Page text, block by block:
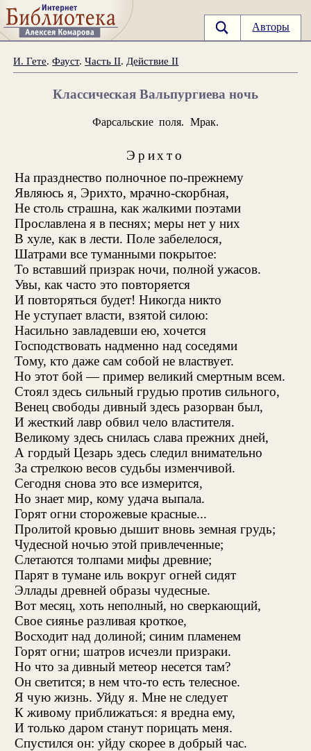
Авторы
И. Гете.Фауст.Часть II. Действие II
Классическая Вальпургиева ночь
Фарсальские поля. Мрак.
Эрихто
На празднество полночное по-прежнему
Являюсь я, Эрихто, мрачно-скорбная,
Не столь страшна, как жалкими поэтами
Прославлена я в песнях; меры нет у них
В хуле, как в лести. Поле забелелося,
Шатрами все туманными покрытое:
То вставший призрак ночи, полной ужасов.
Увы, как часто это повторяется
И повторяться будет! Никогда никто
Не уступает власти, взятой силою:
Насильно завладевши ею, хочется
Господствовать надменно над соседями
Тому, кто даже сам собой не властвует.
Но этот бой — пример великий смертным всем.
Стоял здесь сильный грудью против сильного,
Венец свободы дивный здесь разорван был,
И жесткий лавр обвил чело властителя.
Великому здесь снилась слава прежних дней,
А гордый Цезарь здесь следил внимательно
За стрелкою весов судьбы изменчивой.
Сегодня снова это все измерится,
Но знает мир, кому удача выпала.
Горят огни сторожевые красные...
Пролитой кровью дышит вновь земная грудь;
Чудесной ночью этой привлеченные;
Слетаются толпами мифы древние;
Парят в тумане иль вокруг огней сидят
Эллады древней образы чудесные.
Вот месяц, хоть неполный, но сверкающий,
Свое сиянье разливая кроткое,
Восходит над долиной; синим пламенем
Горят огни; шатров исчезли призраки.
Но что за дивный метеор несется там?
Он светится; в нем что-то есть телесное.
Я чую жизнь. Уйду я. Мне не следует
К живому приближаться: я вредна ему,
И только даром станут порицать меня.
Спустился он: уйду скорее в добрый час.